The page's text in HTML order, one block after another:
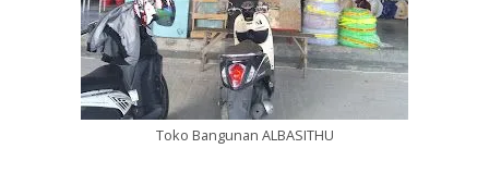
Toko Bangunan ALBASITHU